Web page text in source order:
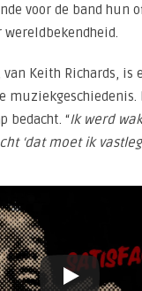
voor de band hun
wereldbekendheid.
Keith Richards, is
bedacht. “Ik werd
‘dat moet ik